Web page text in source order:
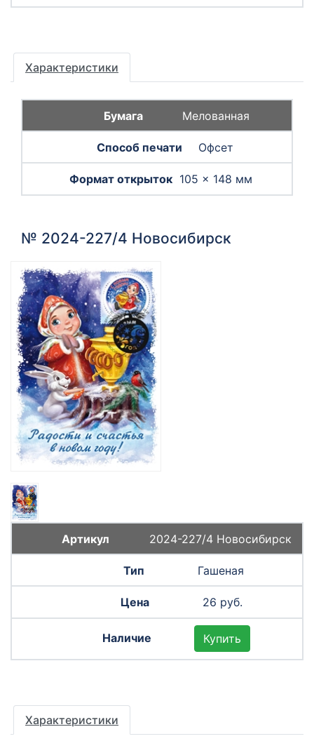
Характеристики
Мелованная
Офсет
105 × 148 мм
№ 2024-227/4 Новосибирск
2024-227/4 Новосибирск
Гашеная
26 руб.
Купить
Характеристики